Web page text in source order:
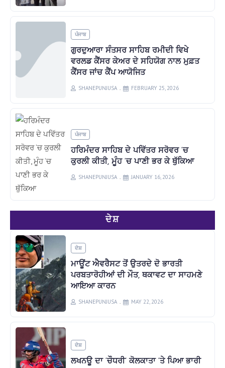
ਪੰਜਾਬ
ਗੁਰਦੁਆਰਾ ਸੰਤਸਰ ਸਾਹਿਬ ਰਮੀਦੀ ਵਿਖੇ
ਵਰਲਡ ਕੈਂਸਰ ਕੇਅਰ ਦੇ ਸਹਿਯੋਗ ਨਾਲ ਮੁਫ਼ਤ
ਕੈਂਸਰ ਜਾਂਚ ਕੈਂਪ ਆਯੋਜਿਤ
SHANEPUNJUSA FEBRUARY 25, 2026
ਪੰਜਾਬ
ਹਰਿਮੰਦਰ ਸਾਹਿਬ ਦੇ ਪਵਿੱਤਰ ਸਰੋਵਰ ‘ਚ
ਕੁਰਲੀ ਕੀਤੀ, ਮੂੰਹ ‘ਚ ਪਾਣੀ ਭਰ ਕੇ ਥੁੱਕਿਆ
SHANEPUNJUSA JANUARY 16, 2026
ਦੇਸ਼
ਦੇਸ਼
ਮਾਊਂਟ ਐਵਰੈਸਟ ਤੋਂ ਉਤਰਦੇ ਦੋ ਭਾਰਤੀ
ਪਰਬਤਾਰੋਹੀਆਂ ਦੀ ਮੌਤ, ਥਕਾਵਟ ਦਾ ਸਾਹਮਣੇ
ਆਇਆ ਕਾਰਨ
SHANEPUNJUSA MAY 22, 2026
ਦੇਸ਼
ਲਖਨਊ ਦਾ ‘ਚੌਧਰੀ’ ਕੋਲਕਾਤਾ ‘ਤੇ ਪਿਆ ਭਾਰੀ